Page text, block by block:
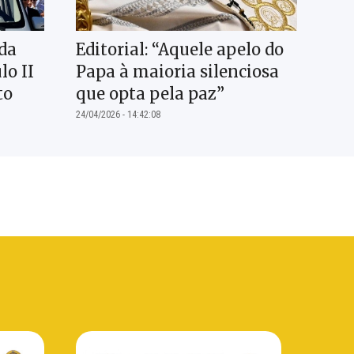
II
Editorial: “Aquele apelo do
Papa à maioria silenciosa
que opta pela paz”
24/04/2026 - 14:42:08